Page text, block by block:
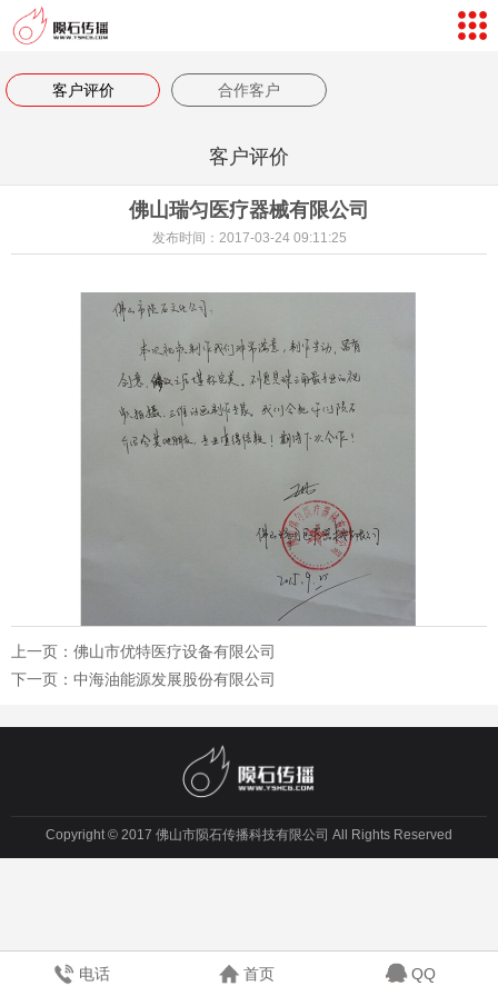
网站导航
数字孪生体验
客户评价 合作客户
客户评价
佛山瑞匀医疗器械有限公司
发布时间：2017-03-24 09:11:25
上一页： 佛山市优特医疗设备有限公司
下一页： 中海油能源发展股份有限公司
Copyright © 2017 佛山市陨石传播科技有限公司 All Rights Reserved
电话 首页 QQ